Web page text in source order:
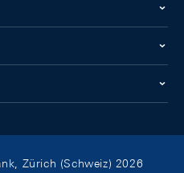
Zürich (Schweiz) 2026